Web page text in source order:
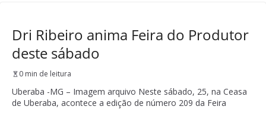
Dri Ribeiro anima Feira do Produtor
deste sábado
0 min de leitura
Uberaba -MG – Imagem arquivo Neste sábado, 25, na Ceasa
de Uberaba, acontece a edição de número 209 da Feira